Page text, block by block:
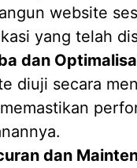
website
yang telah
dan
diuji secara
dan